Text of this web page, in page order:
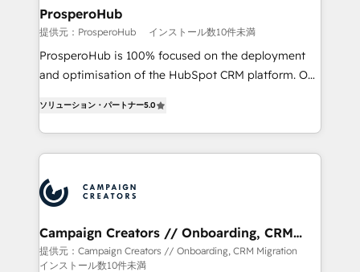
ProsperoHub
提供元：ProsperoHub インストール数10件未満
ProsperoHub is 100% focused on the deployment
and optimisation of the HubSpot CRM platform. Our
ensure that you achieve maximum adoption and
ROI from your HubSpot investment. Use our
extensive HubSpot, sales, marketing, service and
HubSpot journey, design and implement your
processes and skilfully bring your revenue
infrastructure to life. Our collaborative approach
keeps you in control whilst we plan and support the
route to your revenue goals. We have successfully
ソリューション・パートナー5.0
Campaign Creators // Onboarding, CRM
Migration
提供元：Campaign Creators // Onboarding, CRM Migration
インストール数10件未満